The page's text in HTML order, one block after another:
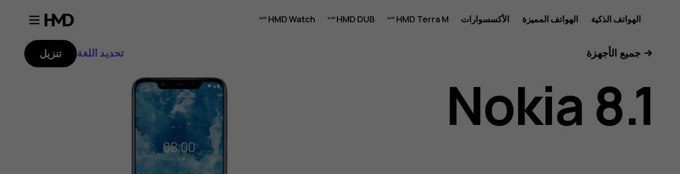
دليل
مستخدم
هاتف
الهواتف الذكية الهواتف المميزة الأكسسوارات HMD Terra M
HMD DUB
HMD Watch
جميع الأجهزة تحديد اللغة تنزيل
Nokia 8.1